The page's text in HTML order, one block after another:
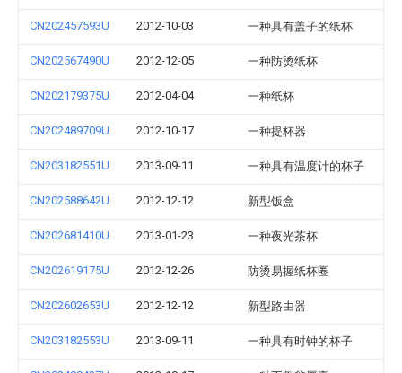
CN202457593U 2012-10-03 一种具有盖子的纸杯
CN202567490U 2012-12-05 一种防烫纸杯
CN202179375U 2012-04-04 一种纸杯
CN202489709U 2012-10-17 一种提杯器
CN203182551U 2013-09-11 一种具有温度计的杯子
CN202588642U 2012-12-12 新型饭盒
CN202681410U 2013-01-23 一种夜光茶杯
CN202619175U 2012-12-26 防烫易握纸杯圈
CN202602653U 2012-12-12 新型路由器
CN203182553U 2013-09-11 一种具有时钟的杯子